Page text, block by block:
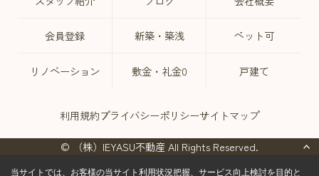
会員登録 新築・築浅 ペット可
リノベーション 敷金・礼金0 戸建て
利用規約プライバシーポリシーサイトマップ
© （株）IEYASU不動産 All Rights Reserved.
当サイトでは、お客様の当サイト利用状況把握、サービス向上検討を目的と